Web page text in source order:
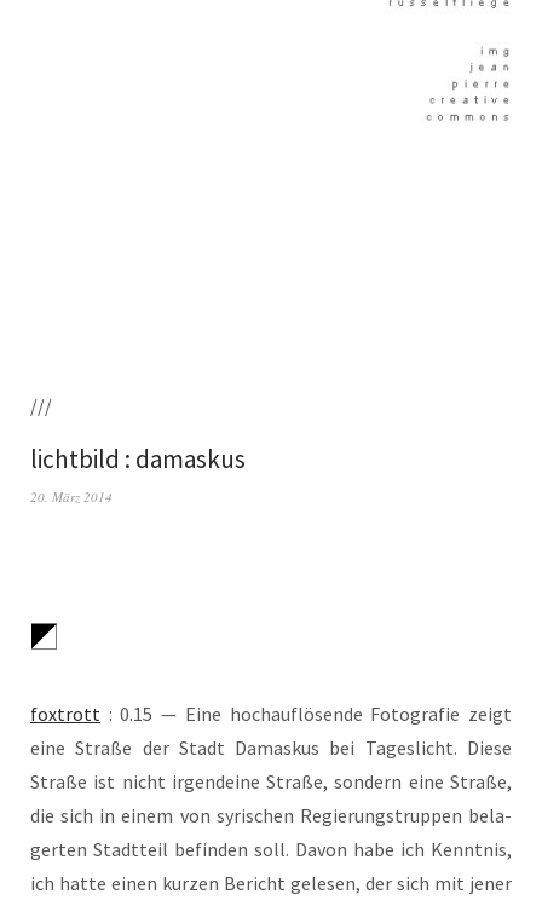
///
lichtbild : damaskus
20. März 2014
fox­trott : 0.15 — Eine hoch­auf­lö­sen­de Foto­gra­fie zeigt
eine Stra­ße der Stadt Damas­kus bei Tages­licht. Die­se
Stra­ße ist nicht irgend­ei­ne Stra­ße, son­dern eine Stra­ße,
die sich in einem von syri­schen Regie­rungs­trup­pen bela­
ger­ten Stadt­teil befin­den soll. Davon habe ich Kennt­nis,
ich hat­te einen kur­zen Bericht gele­sen, der sich mit jener